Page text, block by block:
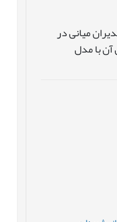
میانی در
با مدل